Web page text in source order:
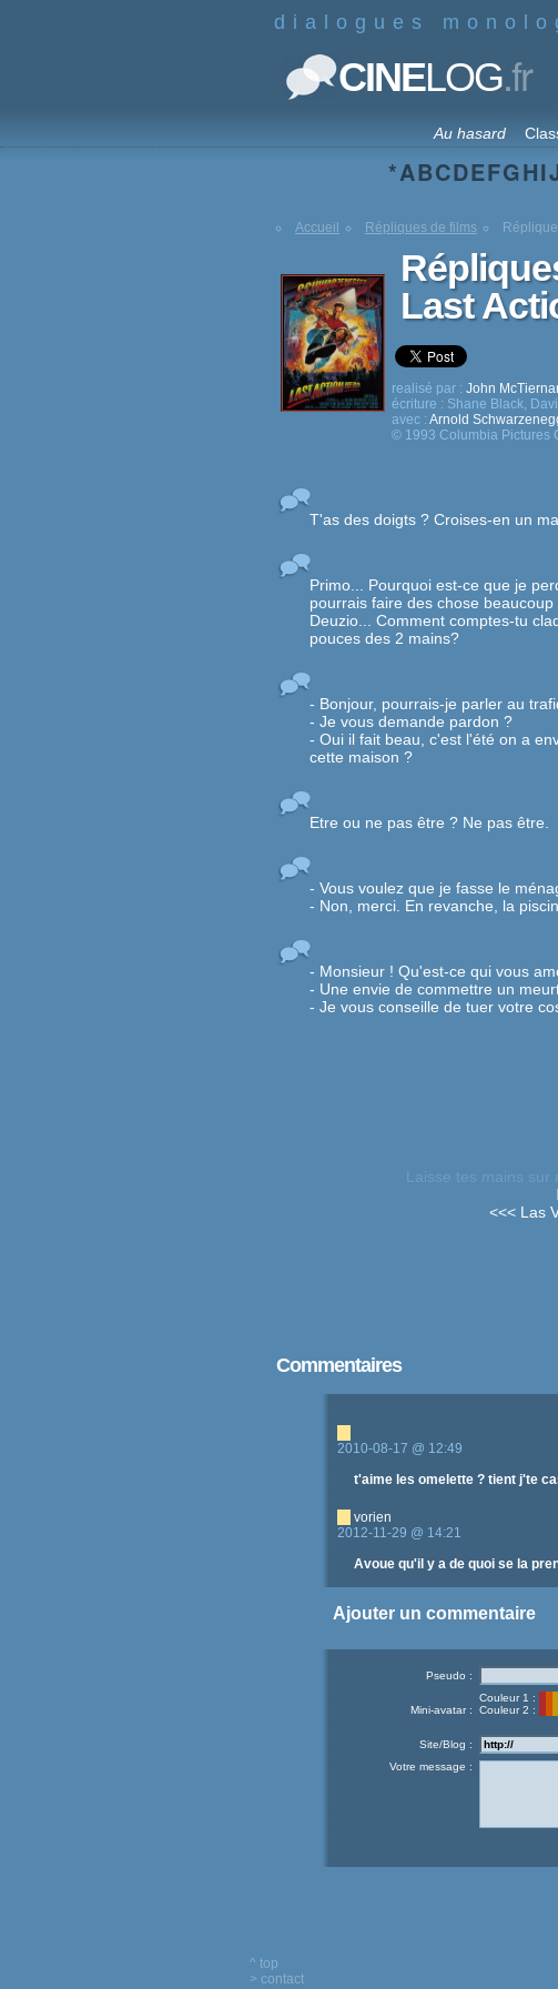
dialogues
CINELOG.fr
Au hasard
*ABCDEFGHI
Accueil Répliques de films
Last
realisé par : John
écriture : Shane Black,
avec : Arnold
© 1993 Columbia Pictures
T'as des doigts ? Croises-en un
Primo... Pourquoi est-ce que je
pourrais faire des chose
Deuzio... Comment comptes-tu
pouces des 2 mains?
- Bonjour, pourrais-je parler au
- Je vous demande pardon ?
- Oui il fait beau, c'est l'été on a
cette maison ?
Etre ou ne pas être ? Ne pas être.
- Vous voulez que je fasse le
- Non, merci. En revanche, la
- Monsieur ! Qu'est-ce qui vous
- Une envie de commettre un
- Je vous conseille de tuer votre
Laisse tes mains
<<< Las
Commentaires
2010-08-17 @ 12:49
t'aime les omelette ? tient j'te
vorien
2012-11-29 @ 14:21
Avoue qu'il y a de quoi se la
Ajouter un commentaire
Pseudo :
Mini-avatar :
Couleur 1 :
Couleur 2 :
Site/Blog :
Votre message :
^ top
> contact